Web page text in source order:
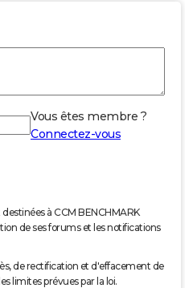
Vous êtes membre ?
Connectez-vous
à CCM BENCHMARK
de ses forums et les notifications
de rectification et d'effacement de
limites prévues par la loi.